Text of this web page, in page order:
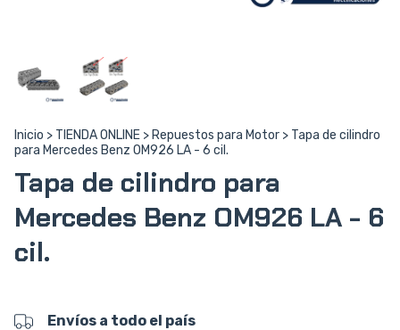
Inicio > TIENDA ONLINE > Repuestos para Motor > Tapa de cilindro
para Mercedes Benz OM926 LA - 6 cil.
Tapa de cilindro para
Mercedes Benz OM926 LA - 6
cil.
Envíos a todo el país